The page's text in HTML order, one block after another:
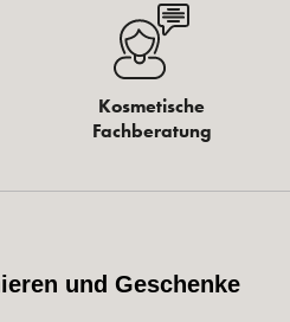
Kosmetische
Fachberatung
und Geschenke